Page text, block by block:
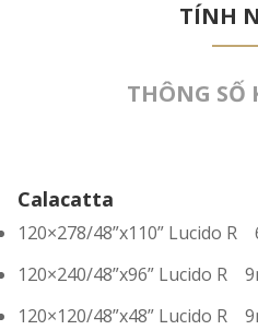
TÍNH
THÔNG SỐ
Calacatta
120×278/48”x110” Lucido R
120×240/48”x96” Lucido R
120×120/48”x48” Lucido R